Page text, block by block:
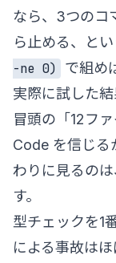
なら、3つのコ
ら止める、と
-ne 0)
で組め
実際に試した
冒頭の「12フ
Code を信じる
わりに見るのは
す。
型チェックを1
による事故は